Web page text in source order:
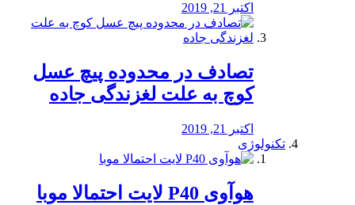
اکتبر 21, 2019
تصادف در محدوده پیچ عسل
کوچ به علت لغزندگی جاده
اکتبر 21, 2019
تکنولوژی
هوآوی P40 لایت احتمالا موبا